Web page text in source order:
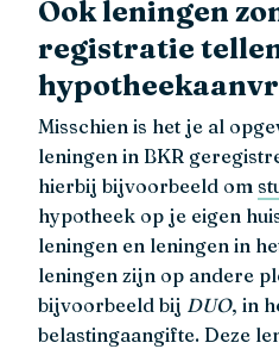
Ook leningen
registratie
Misschien is het je al
leningen in BKR
hierbij bijvoorbeeld om
hypotheek op je eigen
leningen en leningen in
leningen zijn op andere
bijvoorbeeld bij DUO, in
belastingaangifte. Deze